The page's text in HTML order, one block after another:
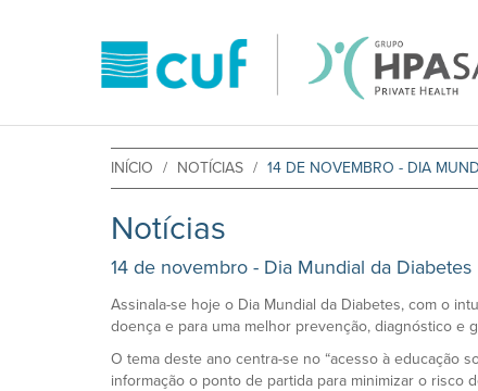
INÍCIO NOTÍCIAS 14 DE NOVEMBRO - DIA
Notícias
14 de novembro - Dia Mundial da Diabetes
Assinala-se hoje o Dia Mundial da Diabetes, com o
doença e para uma melhor prevenção, diagnóstico e
O tema deste ano centra-se no “acesso à educação
informação o ponto de partida para minimizar o risco